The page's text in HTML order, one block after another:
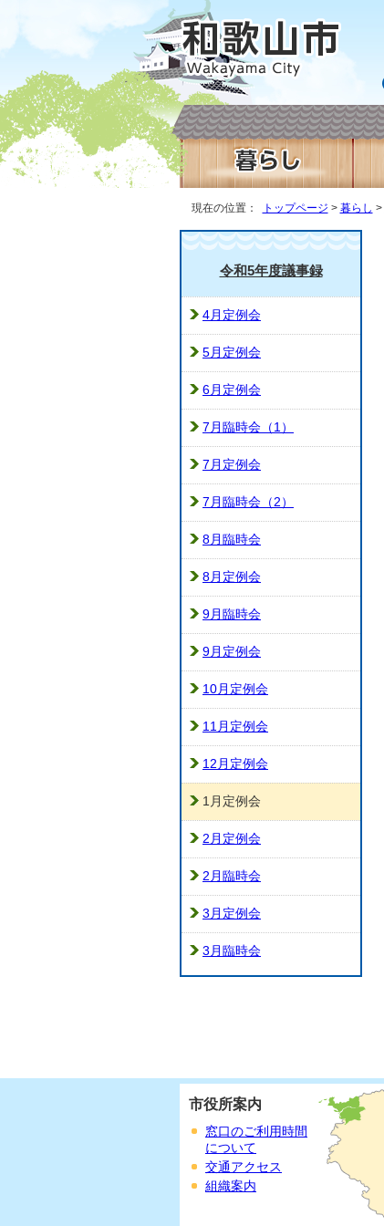
現在の位置： トップページ > 暮らし >
令和5年度議事録
4月定例会
5月定例会
6月定例会
7月臨時会（1）
7月定例会
7月臨時会（2）
8月臨時会
8月定例会
9月臨時会
9月定例会
10月定例会
11月定例会
12月定例会
1月定例会
2月定例会
2月臨時会
3月定例会
3月臨時会
市役所案内
窓口のご利用時間
について
交通アクセス
組織案内